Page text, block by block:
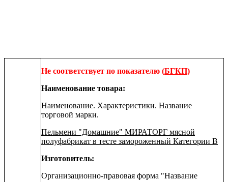
Не соответствует по показателю (БГКП)
Наименование товара:
Наименование. Характеристики. Название
торговой марки.
Пельмени "Домашние" МИРАТОРГ мясной
полуфабрикат в тесте замороженный Категории В
Изготовитель:
Организационно-правовая форма "Название